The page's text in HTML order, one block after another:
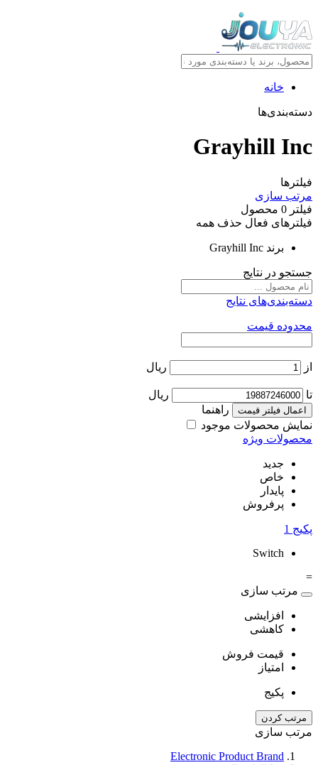
خانه
دسته‌بندی‌ها
Grayhill Inc
فیلترها
مرتب سازی
فیلتر 0 محصول
فیلترهای فعال حذف همه
برند Grayhill Inc
جستجو در نتایج
دسته‌بندی‌های نتایج
محدوده قیمت
از ریال
تا ریال
اعمال فیلتر قیمت
راهنما
نمایش محصولات موجود
محصولات ویژه
جدید
خاص
پایدار
پرفروش
پکیج 1
Switch
=
مرتب سازی
افزایشی
کاهشی
قیمت فروش
امتیاز
پکیج
مرتب کردن
مرتب سازی
Electronic Product Brand